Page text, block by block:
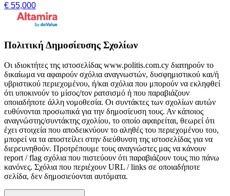
€ 55,000
Πολιτική Δημοσίευσης Σχολίων
Οι ιδιοκτήτες της ιστοσελίδας www.politis.com.cy διατηρούν το
δικαίωμα να αφαιρούν σχόλια αναγνωστών, δυσφημιστικού και/ή
υβριστικού περιεχομένου, ή/και σχόλια που μπορούν να εκληφθεί
ότι υποκινούν το μίσος/τον ρατσισμό ή που παραβιάζουν
οποιαδήποτε άλλη νομοθεσία. Οι συντάκτες των σχολίων αυτών
ευθύνονται προσωπικά για την δημοσίευση τους. Αν κάποιος
αναγνώστης/συντάκτης σχολίου, το οποίο αφαιρείται, θεωρεί ότι
έχει στοιχεία που αποδεικνύουν το αληθές του περιεχομένου του,
μπορεί να τα αποστείλει στην διεύθυνση της ιστοσελίδας για να
διερευνηθούν. Προτρέπουμε τους αναγνώστες μας να κάνουν
report / flag σχόλια που πιστεύουν ότι παραβιάζουν τους πιο πάνω
κανόνες. Σχόλια που περιέχουν URL / links σε οποιαδήποτε
σελίδα, δεν δημοσιεύονται αυτόματα.